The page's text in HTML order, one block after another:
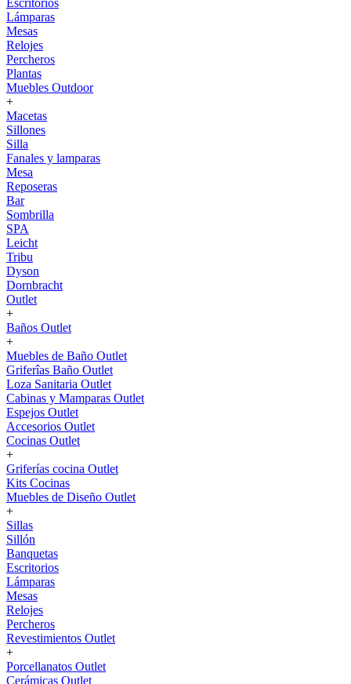
Escritorios
Lámparas
Mesas
Relojes
Percheros
Plantas
Muebles Outdoor
+
Macetas
Sillones
Silla
Fanales y lamparas
Mesa
Reposeras
Bar
Sombrilla
SPA
Leicht
Tribu
Dyson
Dornbracht
Outlet
+
Baños Outlet
+
Muebles de Baño Outlet
Griferîas Baño Outlet
Loza Sanitaria Outlet
Cabinas y Mamparas Outlet
Espejos Outlet
Accesorios Outlet
Cocinas Outlet
+
Griferías cocina Outlet
Kits Cocinas
Muebles de Diseño Outlet
+
Sillas
Sillón
Banquetas
Escritorios
Lámparas
Mesas
Relojes
Percheros
Revestimientos Outlet
+
Porcellanatos Outlet
Cerámicas Outlet